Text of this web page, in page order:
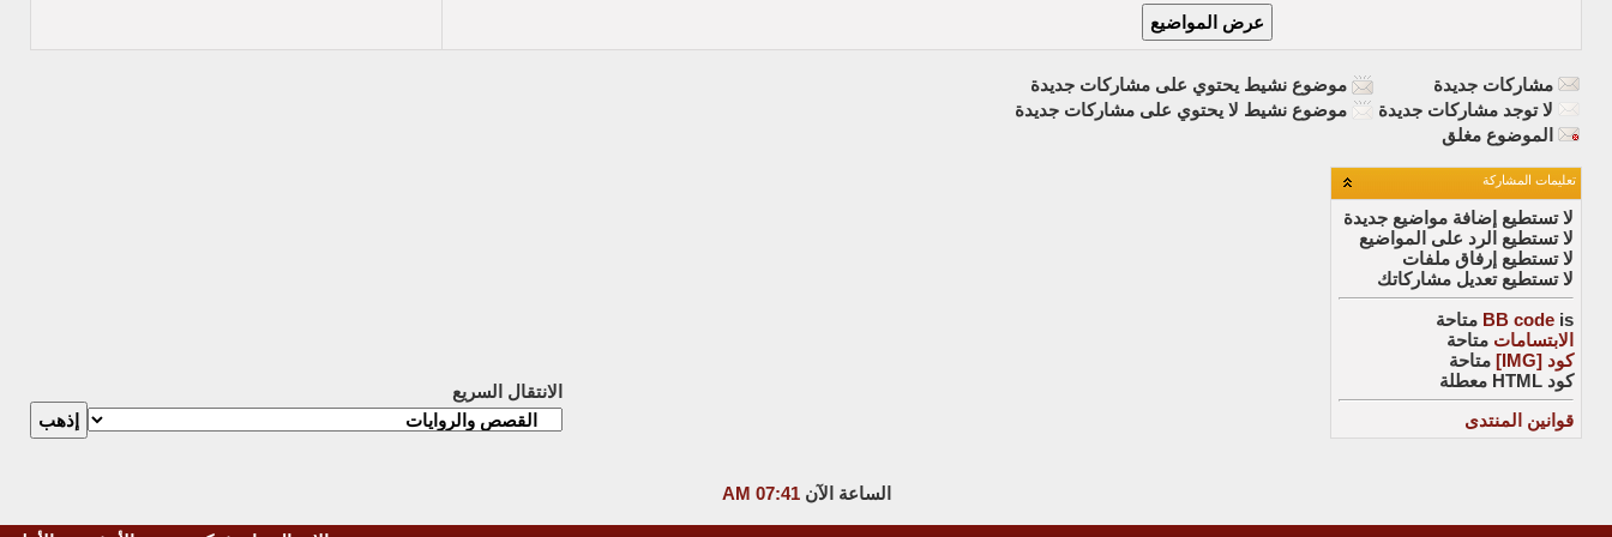
مشاركات جديدة
موضوع نشيط يحتوي على مشاركات جديدة
لا توجد مشاركات جديدة
موضوع نشيط لا يحتوي على مشاركات جديدة
الموضوع مغلق
تعليمات المشاركة
لا تستطيع إضافة مواضيع جديدة
لا تستطيع الرد على المواضيع
لا تستطيع إرفاق ملفات
لا تستطيع تعديل مشاركاتك
BB code is
متاحة
الابتسامات متاحة
كود [IMG]
متاحة
كود HTML
معطلة
قوانين المنتدى
الانتقال السريع
الساعة الآن07:41 AM